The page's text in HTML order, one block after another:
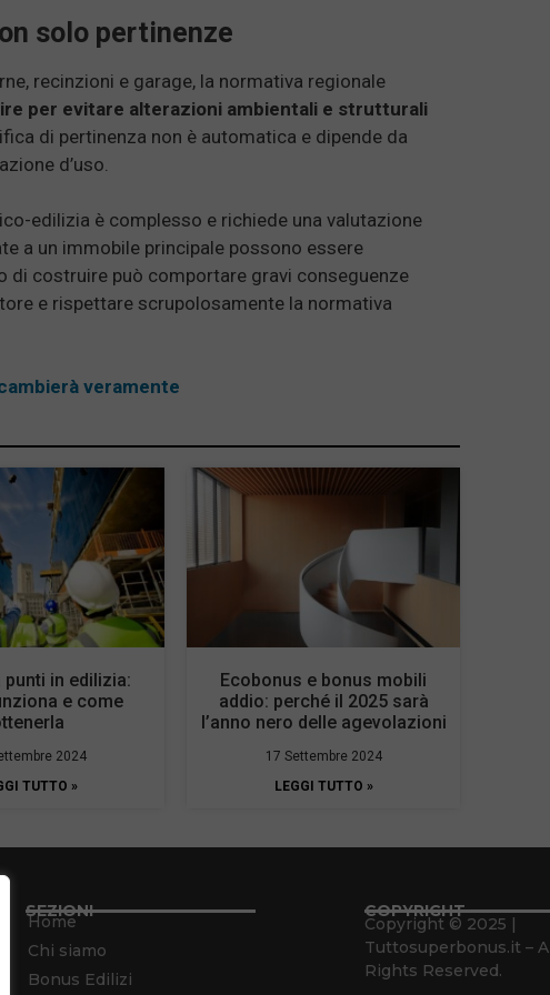
solo pertinenze
recinzioni e garage, la normativa regionale
per evitare alterazioni ambientali e strutturali
di pertinenza non è automatica e dipende da
d’uso.
edilizia è complesso e richiede una valutazione
a un immobile principale possono essere
di costruire può comportare gravi conseguenze
e rispettare scrupolosamente la normativa
veramente
punti in edilizia:
e come
2024
TUTTO »
Ecobonus e bonus mobili
addio: perché il 2025 sarà
l’anno nero delle agevolazioni
17 Settembre 2024
LEGGI TUTTO »
SEZIONI
Home
Chi siamo
Bonus Edilizi
COPYRIGHT
Copyright © 2025 |
Tuttosuperbonus.it – All
Rights Reserved.